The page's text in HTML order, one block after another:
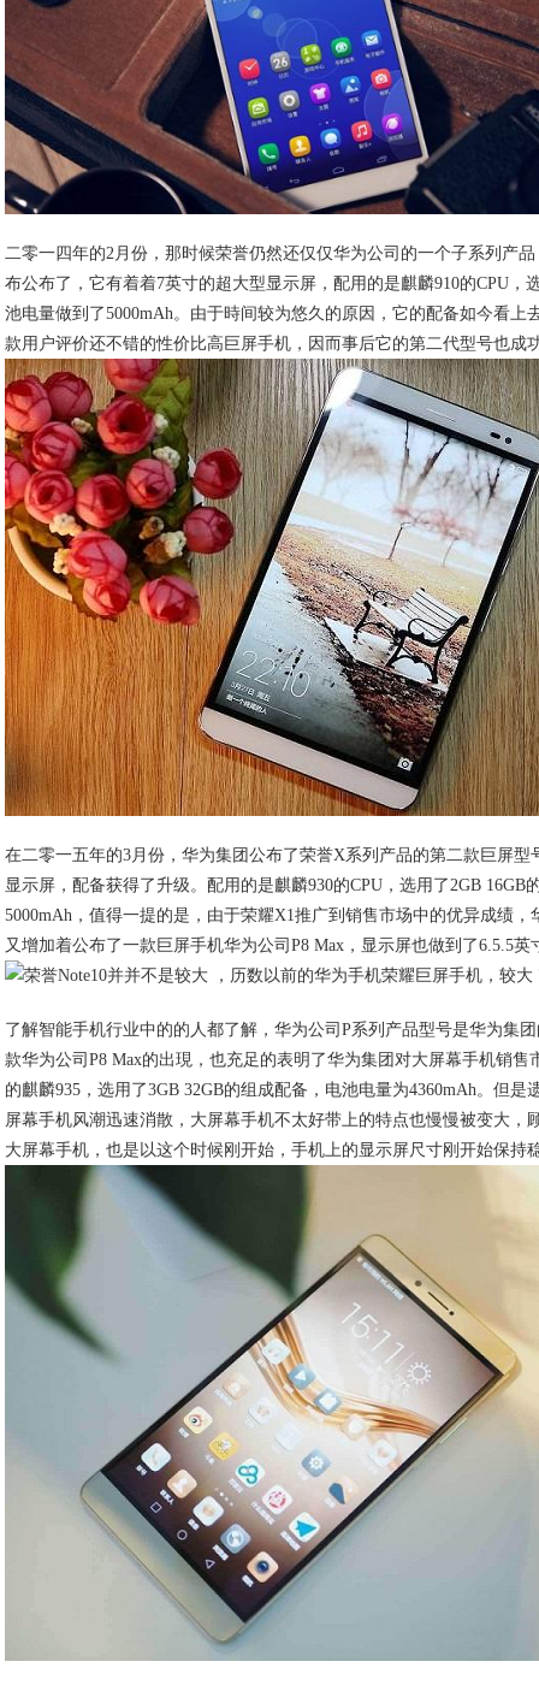
二零一四年的2月份，那时候荣誉仍然还仅仅华为公司的一个子系列产
布公布了，它有着着7英寸的超大型显示屏，配用的是麒麟910的CPU，
池电量做到了5000mAh。由于時间较为悠久的原因，它的配备如今看上
款用户评价还不错的性价比高巨屏手机，因而事后它的第二代型号也成
在二零一五年的3月份，华为集团公布了荣誉X系列产品的第二款巨屏型
显示屏，配备获得了升级。配用的是麒麟930的CPU，选用了2GB 16GB
5000mAh，值得一提的是，由于荣耀X1推广到销售市场中的优异成绩
又增加着公布了一款巨屏手机华为公司P8 Max，显示屏也做到了6.5.5英
了解智能手机行业中的的人都了解，华为公司P系列产品型号是华为集
款华为公司P8 Max的出現，也充足的表明了华为集团对大屏幕手机销售
的麒麟935，选用了3GB 32GB的组成配备，电池电量为4360mAh。但
屏幕手机风潮迅速消散，大屏幕手机不太好带上的特点也慢慢被变大，
大屏幕手机，也是以这个时候刚开始，手机上的显示屏尺寸刚开始保持